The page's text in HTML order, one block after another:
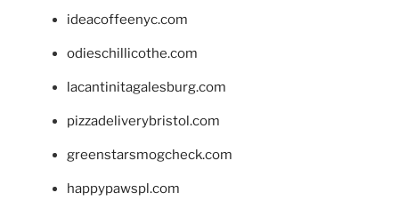
ideacoffeenyc.com
odieschillicothe.com
lacantinitagalesburg.com
pizzadeliverybristol.com
greenstarsmogcheck.com
happypawspl.com